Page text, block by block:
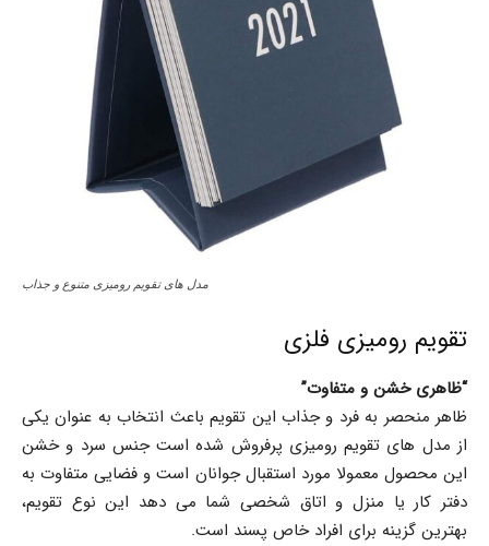
مدل های تقویم رومیزی متنوع و جذاب
تقویم رومیزی فلزی
“ظاهری خشن و متفاوت”
ظاهر منحصر به فرد و جذاب این تقویم باعث انتخاب به عنوان یکی
از مدل های تقویم رومیزی پرفروش شده است جنس سرد و خشن
این محصول معمولا مورد استقبال جوانان است و فضایی متفاوت به
دفتر کار یا منزل و اتاق شخصی شما می دهد این نوع تقویم،
بهترین گزینه برای افراد خاص پسند است.